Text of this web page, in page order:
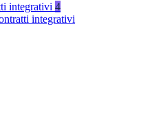
integrativi 4
integrativi